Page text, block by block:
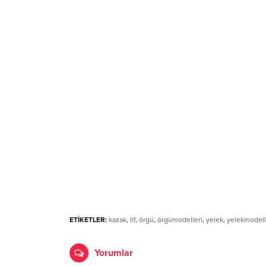
ETİKETLER: kazak, lif, örgü, örgümodelleri, yelek,
Yorumlar